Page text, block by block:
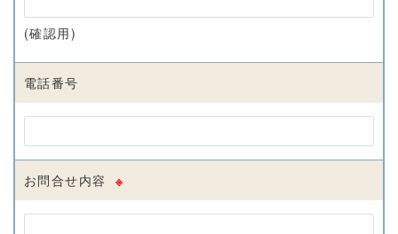
(確認用)
電話番号
お問合せ内容 ※